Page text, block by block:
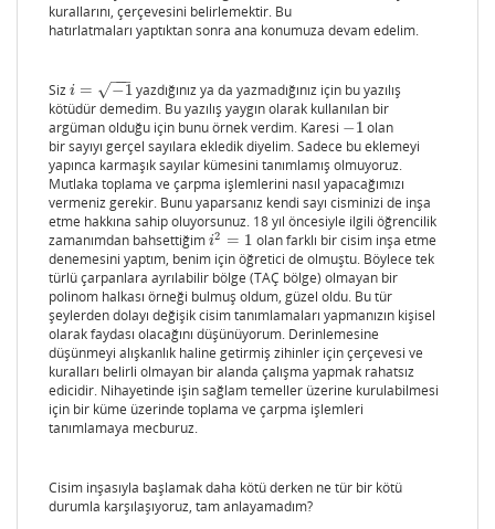
kurallarını, çerçevesini belirlemektir. Bu
hatırlatmaları yaptıktan sonra ana konumuza devam edelim.
Siz i = −1
−−
−
√
i= −1
yazdığınız ya da yazmadığınız için bu yazılış
kötüdür demedim. Bu yazılış yaygın olarak kullanılan bir
argüman olduğu için bunu örnek verdim. Karesi −1
−1 olan
bir sayıyı gerçel sayılara ekledik diyelim. Sadece bu eklemeyi
yapınca karmaşık sayılar kümesini tanımlamış olmuyoruz.
Mutlaka toplama ve çarpma işlemlerini nasıl yapacağımızı
vermeniz gerekir. Bunu yaparsanız kendi sayı cisminizi de inşa
etme hakkına sahip oluyorsunuz. 18 yıl öncesiyle ilgili öğrencilik
zamanımdan bahsettiğim i2 = 1
i2 1
olan farklı bir cisim inşa etme
denemesini yaptım, benim için öğretici de olmuştu. Böylece tek
türlü çarpanlara ayrılabilir bölge (TAÇ bölge) olmayan bir
polinom halkası örneği bulmuş oldum, güzel oldu. Bu tür
şeylerden dolayı değişik cisim tanımlamaları yapmanızın kişisel
olarak faydası olacağını düşünüyorum. Derinlemesine
düşünmeyi alışkanlık haline getirmiş zihinler için çerçevesi ve
kuralları belirli olmayan bir alanda çalışma yapmak rahatsız
edicidir. Nihayetinde işin sağlam temeller üzerine kurulabilmesi
için bir küme üzerinde toplama ve çarpma işlemleri
tanımlamaya mecburuz.
Cisim inşasıyla başlamak daha kötü derken ne tür bir kötü
durumla karşılaşıyoruz, tam anlayamadım?